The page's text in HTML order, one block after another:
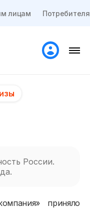
лицам
России.
приняло